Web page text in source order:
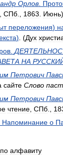
Орлов
СПб 1863 Июнь)
переложения)
) . (Дух
НА
Петрович
сайте Слово
Петрович
чтение СПб
Напоминание о
по алфавиту